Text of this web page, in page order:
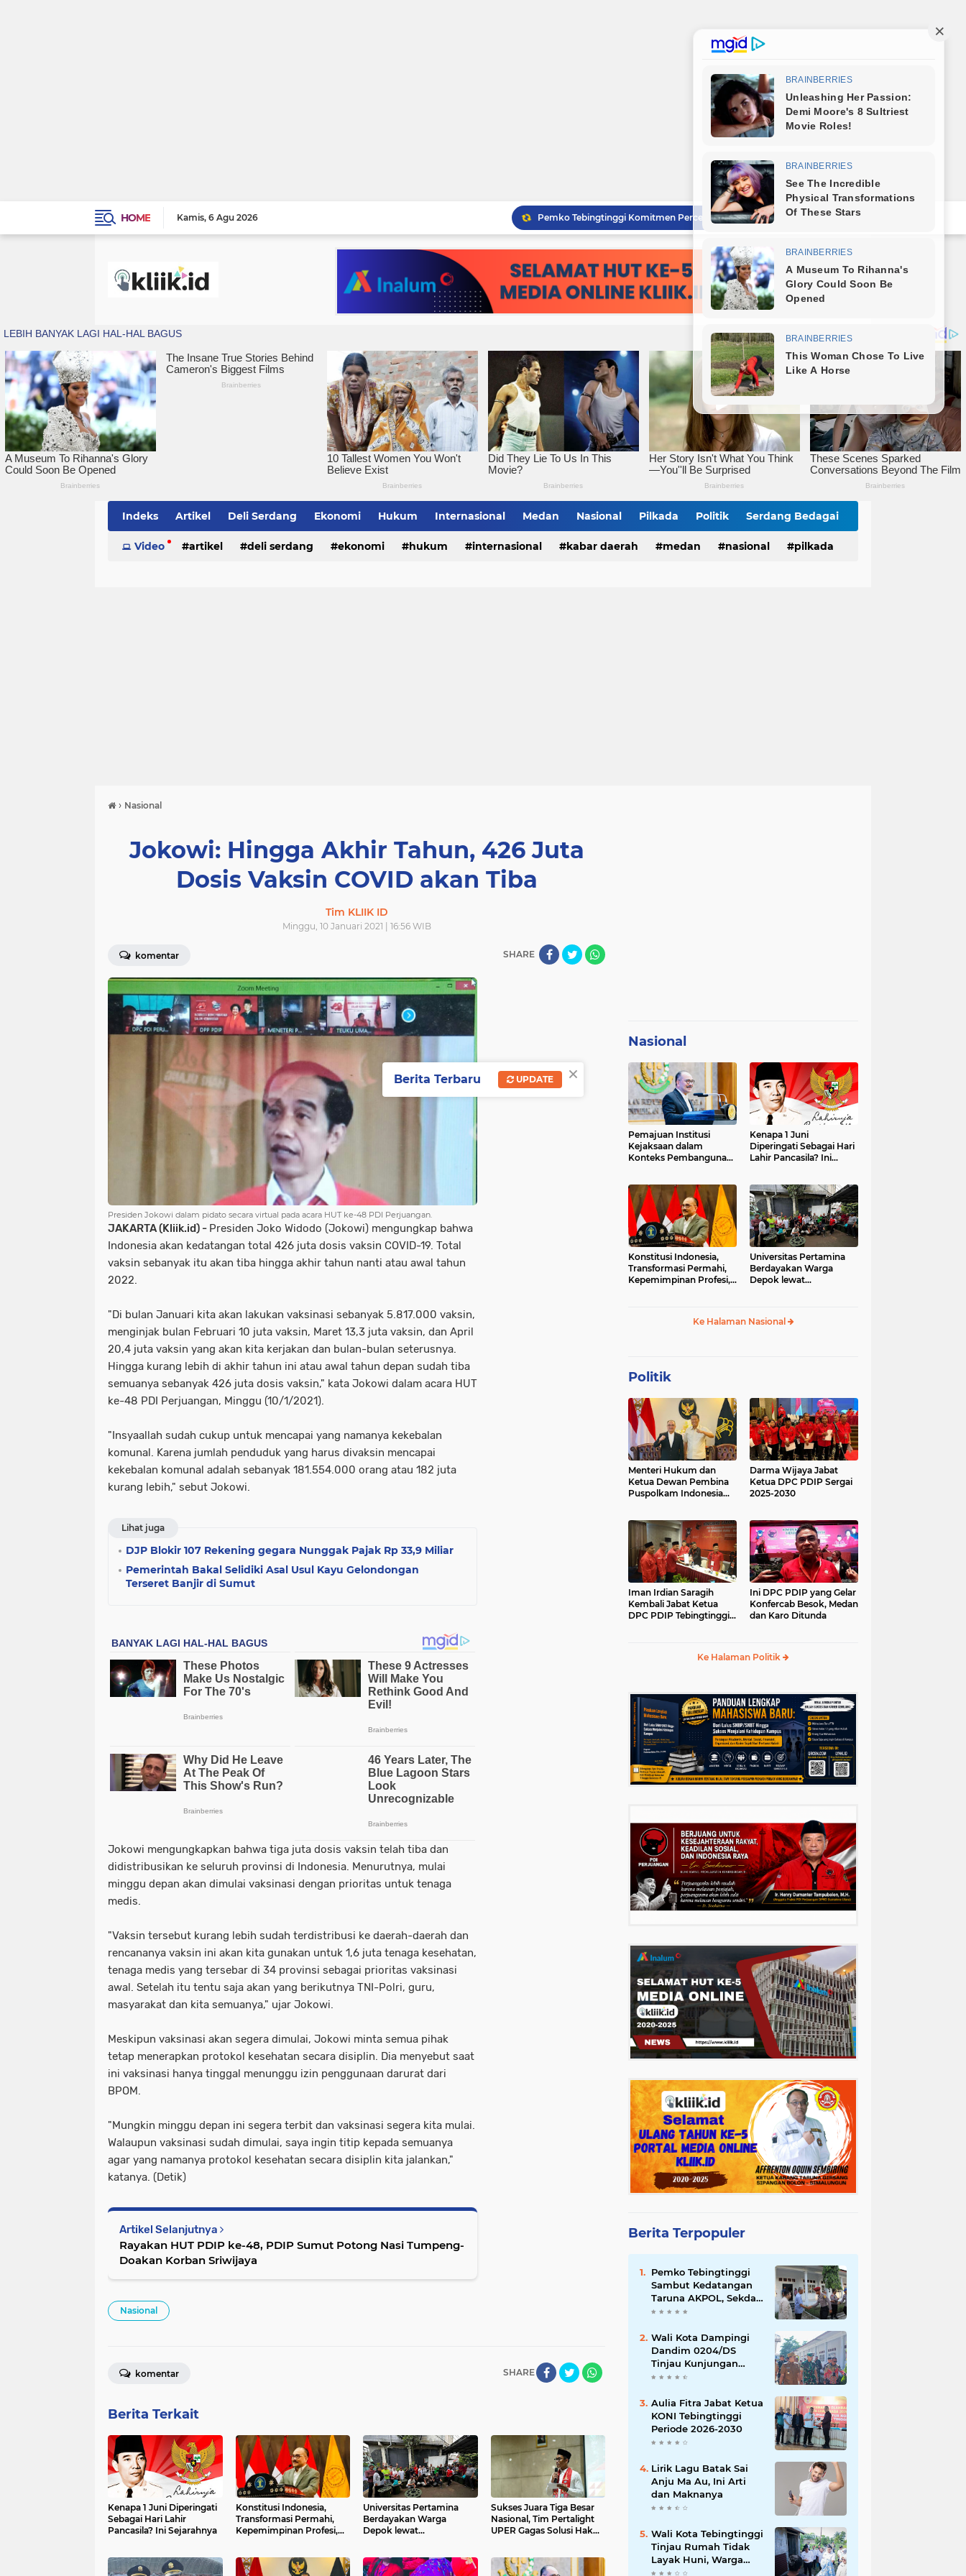
HOME Kamis 6 Agu 2026
Bareng Kapolres dan Dandim, Wali Kota Tebingtinggi Jamu Taruna AKPOL di Rumah Dinas
Wali Kota Tebingtinggi Tinjau Rumah Tidak Layak Huni, Warga Sampaikan Apresiasi
Wali Kota Dampingi Dandim 0204/DS Tinjau Kunjungan Taruna AKPOL di Sekolah Rakyat Tebingtinggi
Wali Kota Tebingtinggi Sampaikan Ranperda Pertanggungjawaban APBD 2025
Lahirkan Generasi Bebas Stunting, Wali Kota Tebingtinggi Dorong Optimalisasi SP3 Catin
Wali Kota Tebingtinggi Hadiri Kampanye dan Germas, Ungkap Angka Stunting Turun
Pemko Tebingtinggi Komitmen Percepatan Turunkan Stunting
Indeks Artikel Deli Serdang Ekonomi Hukum Internasional Medan Nasional Pilkada Politik Serdang Bedagai
Simalungun Sumatera Utara Tebing Tinggi
Video artikel deli serdang ekonomi hukum internasional kabar daerah medan nasional pilkada
› Nasional
Jokowi: Hingga Akhir Tahun, 426 Juta
Dosis Vaksin COVID akan Tiba
Tim KLIIK ID
Minggu, 10 Januari 2021 | 16:56 WIB
komentar SHARE
Presiden Jokowi dalam pidato secara virtual pada acara HUT ke-48 PDI Perjuangan.
JAKARTA (Kliik.id) - Presiden Joko Widodo (Jokowi) mengungkap bahwa
Indonesia akan kedatangan total 426 juta dosis vaksin COVID-19. Total
vaksin sebanyak itu akan tiba hingga akhir tahun nanti atau awal tahun
2022.
"Di bulan Januari kita akan lakukan vaksinasi sebanyak 5.817.000 vaksin,
menginjak bulan Februari 10 juta vaksin, Maret 13,3 juta vaksin, dan April
20,4 juta vaksin yang akan kita kerjakan dan bulan-bulan seterusnya.
Hingga kurang lebih di akhir tahun ini atau awal tahun depan sudah tiba
semuanya sebanyak 426 juta dosis vaksin," kata Jokowi dalam acara HUT
ke-48 PDI Perjuangan, Minggu (10/1/2021).
"Insyaallah sudah cukup untuk mencapai yang namanya kekebalan
komunal. Karena jumlah penduduk yang harus divaksin mencapai
kekebalan komunal adalah sebanyak 181.554.000 orang atau 182 juta
kurang lebih," sebut Jokowi.
Lihat juga
DJP Blokir 107 Rekening gegara Nunggak Pajak Rp 33,9 Miliar
Pemerintah Bakal Selidiki Asal Usul Kayu Gelondongan
Terseret Banjir di Sumut
Jokowi mengungkapkan bahwa tiga juta dosis vaksin telah tiba dan
didistribusikan ke seluruh provinsi di Indonesia. Menurutnya, mulai
minggu depan akan dimulai vaksinasi dengan prioritas untuk tenaga
medis.
"Vaksin tersebut kurang lebih sudah terdistribusi ke daerah-daerah dan
rencananya vaksin ini akan kita gunakan untuk 1,6 juta tenaga kesehatan,
tenaga medis yang tersebar di 34 provinsi sebagai prioritas vaksinasi
awal. Setelah itu tentu saja akan yang berikutnya TNI-Polri, guru,
masyarakat dan kita semuanya," ujar Jokowi.
Meskipun vaksinasi akan segera dimulai, Jokowi minta semua pihak
tetap menerapkan protokol kesehatan secara disiplin. Dia menyebut saat
ini vaksinasi hanya tinggal menunggu izin penggunaan darurat dari
BPOM.
"Mungkin minggu depan ini segera terbit dan vaksinasi segera kita mulai.
Walaupun vaksinasi sudah dimulai, saya ingin titip kepada semuanya
agar yang namanya protokol kesehatan secara disiplin kita jalankan,"
katanya. (Detik)
Artikel Selanjutnya
Rayakan HUT PDIP ke-48, PDIP Sumut Potong Nasi Tumpeng-
Doakan Korban Sriwijaya
Nasional
SHARE
komentar
Berita Terkait
Kenapa 1 Juni Diperingati
Sebagai Hari Lahir
Pancasila? Ini Sejarahnya
Konstitusi Indonesia,
Transformasi Permahi,
Kepemimpinan Profesi,
Universitas Pertamina
Berdayakan Warga
Depok lewat
Sukses Juara Tiga Besar
Nasional, Tim Pertalight
UPER Gagas Solusi Hak
Nasional
Pemajuan Institusi
Kejaksaan dalam
Konteks Pembangunan
Kenapa 1 Juni
Diperingati Sebagai Hari
Lahir Pancasila? Ini
Konstitusi Indonesia,
Transformasi Permahi,
Kepemimpinan Profesi,
Universitas Pertamina
Berdayakan Warga
Depok lewat
Ke Halaman Nasional
Politik
Menteri Hukum dan
Ketua Dewan Pembina
Puspolkam Indonesia
Beserta Agenda
Reformatif dan
Transformatif dalam
Pembangunan Negara
Hukum dan
Kelembagaan
Kementerian Hukum
Darma Wijaya Jabat
Ketua DPC PDIP Sergai
2025-2030
Iman Irdian Saragih
Kembali Jabat Ketua
DPC PDIP Tebingtinggi
Ini DPC PDIP yang Gelar
Konfercab Besok, Medan
dan Karo Ditunda
Ke Halaman Politik
Berita Terpopuler
Pemko Tebingtinggi
Sambut Kedatangan
Taruna AKPOL, Sekda:
Jadikan Momen
Wali Kota Dampingi
Dandim 0204/DS
Tinjau Kunjungan
Taruna AKPOL di
Tebingtinggi
Aulia Fitra Jabat Ketua
KONI Tebingtinggi
Periode 2026-2030
Lirik Lagu Batak Sai
Anju Ma Au, Ini Arti
dan Maknanya
Wali Kota Tebingtinggi
Tinjau Rumah Tidak
Layak Huni, Warga
Sampaikan Apresiasi
×
Berita Terbaru UPDATE